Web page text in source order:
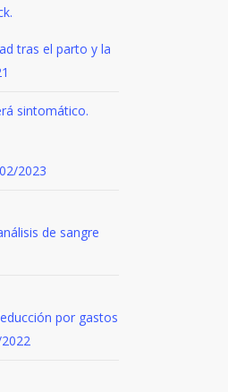
tras el parto y la
2023
de sangre
por gastos